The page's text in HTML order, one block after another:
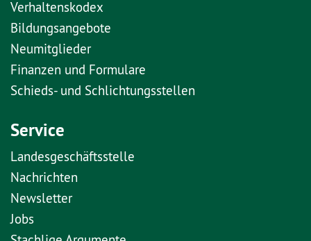
Verhaltenskodex
Bildungsangebote
Neumitglieder
Finanzen und Formulare
Schieds- und Schlichtungsstellen
Service
Landesgeschäftsstelle
Nachrichten
Newsletter
Jobs